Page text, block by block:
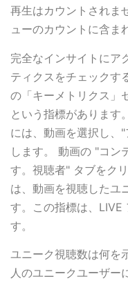
再生はカウントされま
ューのカウントに含ま
完全なインサイトにア
ティクスをチェックす
の「キーメトリクス」
という指標があります
には、動画を選択し、
します。 動画の "コン
す。視聴者" タブをク
は、動画を視聴したユ
す。この指標は、LIVE
す。
ユニーク視聴数は何を
人のユニークユーザー